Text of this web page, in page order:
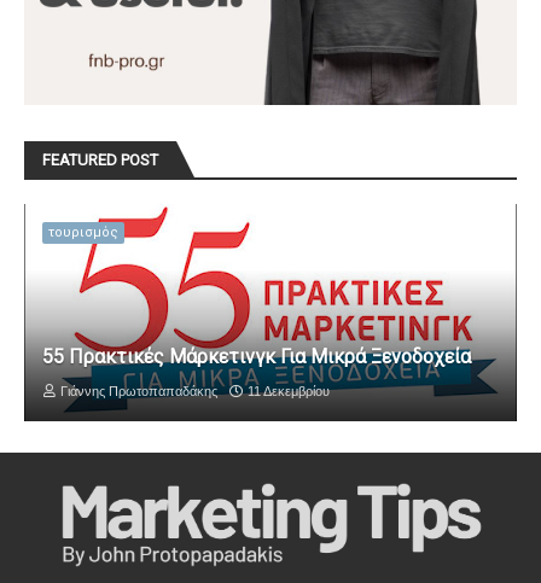
FEATURED POST
τουρισμός
55 Πρακτικές Μάρκετινγκ Για Μικρά Ξενοδοχεία
Γιάννης Πρωτοπαπαδάκης 11 Δεκεμβρίου